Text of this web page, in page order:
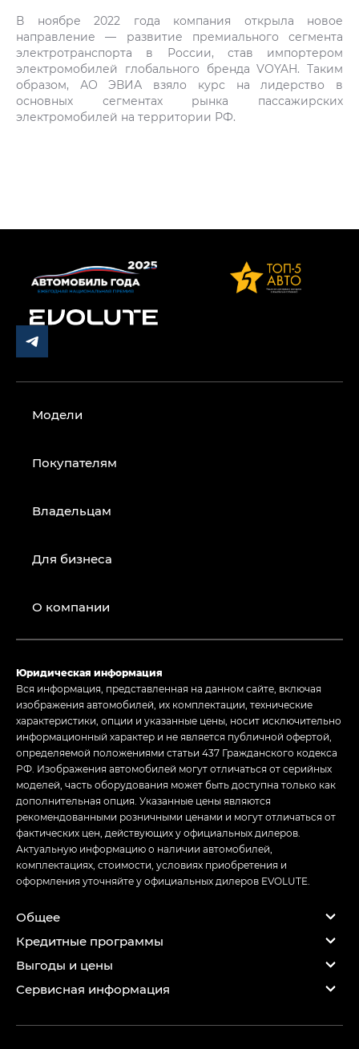
В ноябре 2022 года компания открыла новое
направление — развитие премиального сегмента
электротранспорта в России, став импортером
электромобилей глобального бренда VOYAH. Таким
образом, АО ЭВИА взяло курс на лидерство в
основных сегментах рынка пассажирских
электромобилей на территории РФ.
Модели
Покупателям
Владельцам
Для бизнеса
О компании
Юридическая информация
Вся информация, представленная на данном сайте, включая
изображения автомобилей, их комплектации, технические
характеристики, опции и указанные цены, носит исключительно
информационный характер и не является публичной офертой,
определяемой положениями статьи 437 Гражданского кодекса
РФ. Изображения автомобилей могут отличаться от серийных
моделей, часть оборудования может быть доступна только как
дополнительная опция. Указанные цены являются
рекомендованными розничными ценами и могут отличаться от
фактических цен, действующих у официальных дилеров.
Актуальную информацию о наличии автомобилей,
комплектациях, стоимости, условиях приобретения и
оформления уточняйте у официальных дилеров EVOLUTE.
Общее
Кредитные программы
Выгоды и цены
Сервисная информация